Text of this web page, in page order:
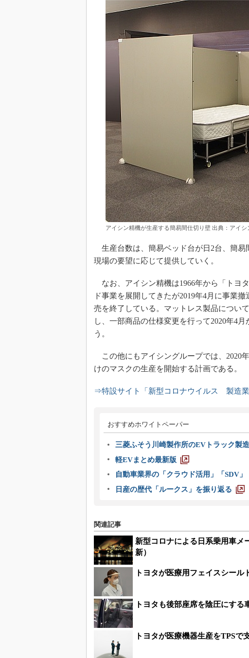
アイシン精機が生産する簡易間仕切り壁 出典：アイシ
生産台数は、簡易ベッド台が日2台、簡易
現場の要望に応じて提供していく。
なお、アイシン精機は1966年から「トヨ
ド事業を展開してきたが2019年4月に事業
売を終了している。マットレス製品につい
し、一部商品の仕様変更を行って2020年4
う。
この他にもアイシングループでは、2020
けのマスクの生産を開始する計画である。
⇒特設サイト「新型コロナウイルス 製造
おすすめホワイトペーパー
三菱ふそう川崎製作所のEVトラック製
軽EVまとめ最新版
自動車業界の「クラウド活用」「SDV
日産の歴代「ルークス」を振り返る
関連記事
新型コロナによる日系乗用車メ
新）
トヨタが医療用フェイスシー
トヨタも後部座席を陰圧にす
トヨタが医療機器生産をTPSで